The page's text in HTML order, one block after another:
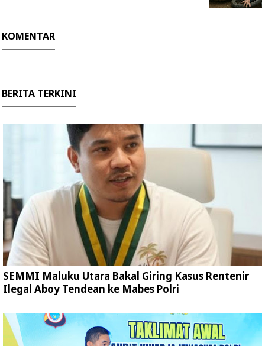
KOMENTAR
BERITA TERKINI
SEMMI Maluku Utara Bakal Giring Kasus Rentenir
Ilegal Aboy Tendean ke Mabes Polri